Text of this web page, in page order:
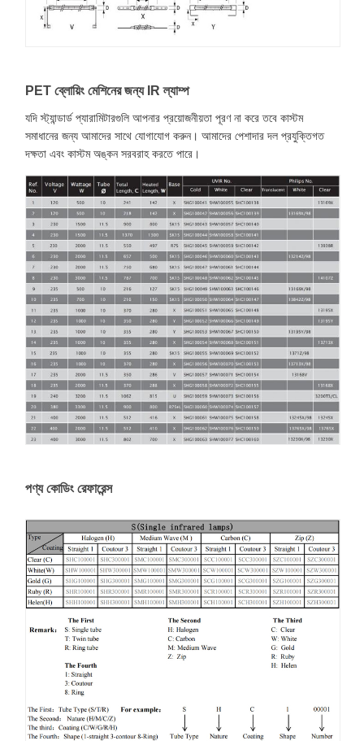
PET ব্লোয়িং মেশিনের জন্য IR ল্যাম্প
যদি স্ট্যান্ডার্ড প্যারামিটারগুলি আপনার প্রয়োজনীয়তা পূরণ না করে তবে কাস্টম
সমাধানের জন্য আমাদের সাথে যোগাযোগ করুন। আমাদের পেশাদার দল প্রযুক্তিগত
দক্ষতা এবং কাস্টম অঙ্কন সরবরাহ করতে পারে।
পণ্য কোডিং রেফারেন্স